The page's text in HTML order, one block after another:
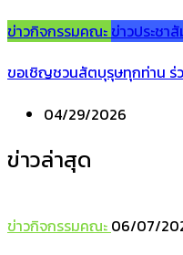
ข่าวกิจกรรมคณะ ข่าวประชา
ขอเชิญชวนสัตบุรุษทุกท่าน ร่
04/29/2026
ข่าวล่าสุด
ข่าวกิจกรรมคณะ 06/07/